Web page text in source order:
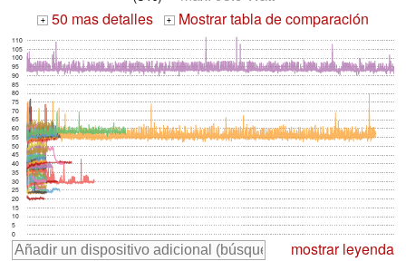
+ 50 mas detalles + Mostrar tabla de comparación
0
5
10
15
20
25
30
35
40
45
50
55
60
65
70
75
80
85
90
95
100
105
110
mostrar leyenda